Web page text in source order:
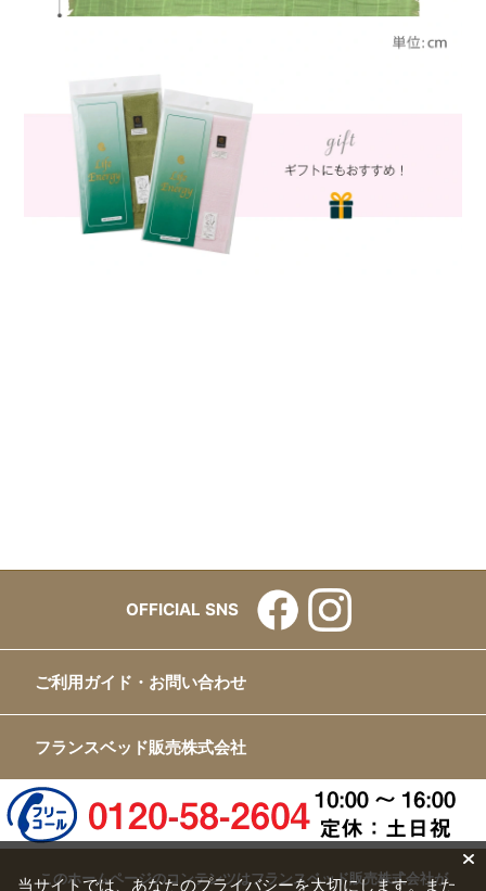
OFFICIAL SNS
ご利用ガイド・お問い合わせ
フランスベッド販売株式会社
このホームページのコンテンツはフランスベッド販売株式会社が
当サイトでは、あなたのプライバシーを大切にします。また